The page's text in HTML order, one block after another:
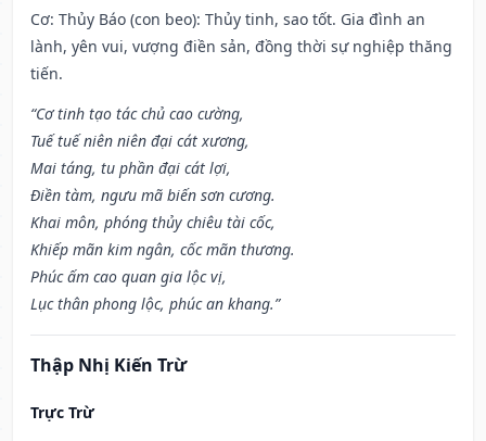
Cơ: Thủy Báo (con beo): Thủy tinh, sao tốt. Gia đình an
lành, yên vui, vượng điền sản, đồng thời sự nghiệp thăng
tiến.
“Cơ tinh tạo tác chủ cao cường,
Tuế tuế niên niên đại cát xương,
Mai táng, tu phần đại cát lợi,
Điền tàm, ngưu mã biến sơn cương.
Khai môn, phóng thủy chiêu tài cốc,
Khiếp mãn kim ngân, cốc mãn thương.
Phúc ấm cao quan gia lộc vị,
Lục thân phong lộc, phúc an khang.”
Thập Nhị Kiến Trừ
Trực Trừ